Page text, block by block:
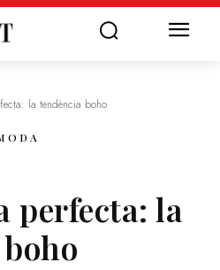
la tendència boho
perfecta: la